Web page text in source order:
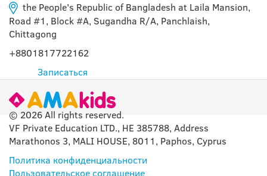
the People's Republic of Bangladesh at Laila Mansion,
Road #1, Block #A, Sugandha R/A, Panchlaish,
Chittagong
+8801817722162
Записаться
© 2026 All rights reserved.
VF Private Education LTD., HE 385788, Address
Marathonos 3, MALI HOUSE, 8011, Paphos, Cyprus
Политика конфиденциальности
Пользовательское соглашение